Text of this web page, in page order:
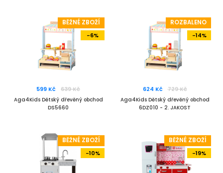
BĚŽNÉ ZBOŽÍ
-6%
599 Kč 639 Kč
Aga4Kids Dětský dřevěný obchod
DS5660
ROZBALENO
-14%
624 Kč 729 Kč
Aga4Kids Dětský dřevěný obchod
6DZ010 - 2. JAKOST
BĚŽNÉ ZBOŽÍ
-10%
BĚŽNÉ ZBOŽÍ
-19%